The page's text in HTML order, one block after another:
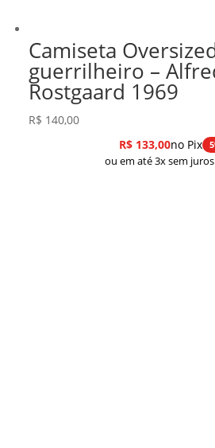
Camiseta
guerrilheiro –
Rostgaard 1969
R$ 140,00
R$133,00no Pix
ou em até 3x sem